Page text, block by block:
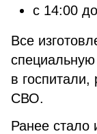
с 14:00
Все
в
СВО.
Ранее стало